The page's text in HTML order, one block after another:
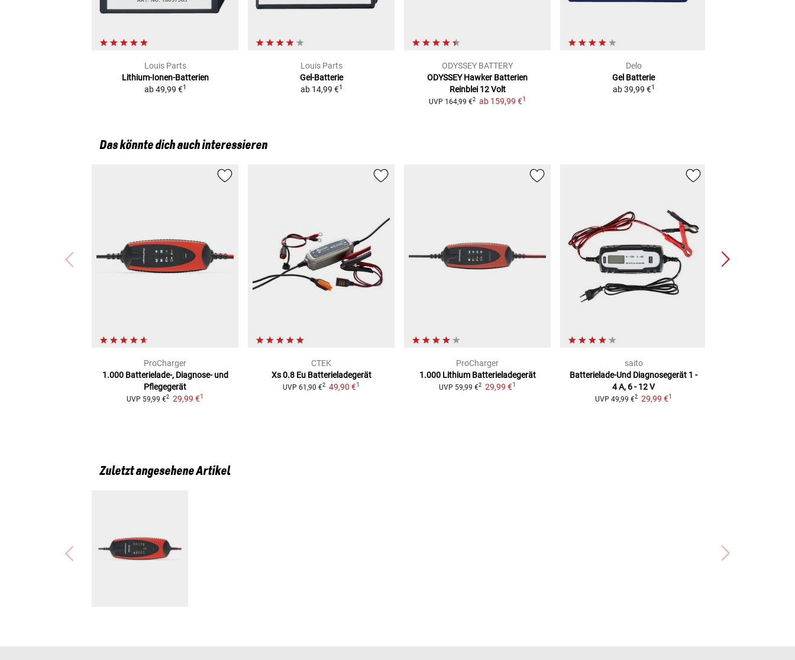
Louis Parts
Lithium-Ionen-Batterien
ab 49,99 €1
Louis Parts
Gel-Batterie
ab 14,99 €1
ODYSSEY BATTERY
ODYSSEY Hawker Batterien
Reinblei 12 Volt
UVP 164,99 €2 ab 159,99 €1
Delo
Gel Batterie
ab 39,99 €1
Das könnte dich auch interessieren
ProCharger
1.000 Batterielade-, Diagnose- und
Pflegegerät
UVP 59,99 €2 29,99 €1
CTEK
Xs 0.8 Eu Batterieladegerät
UVP 61,90 €2 49,90 €1
ProCharger
1.000 Lithium Batterieladegerät
UVP 59,99 €2 29,99 €1
saito
Batterielade-Und Diagnosegerät 1 -
4 A, 6 - 12 V
UVP 49,99 €2 29,99 €1
Zuletzt angesehene Artikel